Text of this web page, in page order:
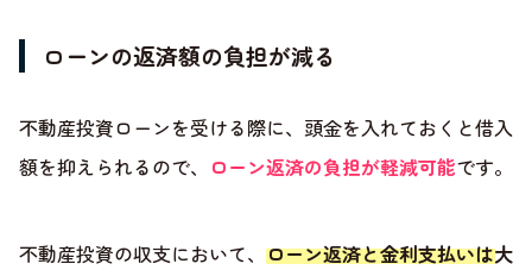
ローンの返済額の負担が減る
不動産投資ローンを受ける際に、頭金を入れておくと借入
額を抑えられるので、 ローン返済の負担が軽減可能です。
不動産投資の収支において、 ローン返済と金利支払いは大